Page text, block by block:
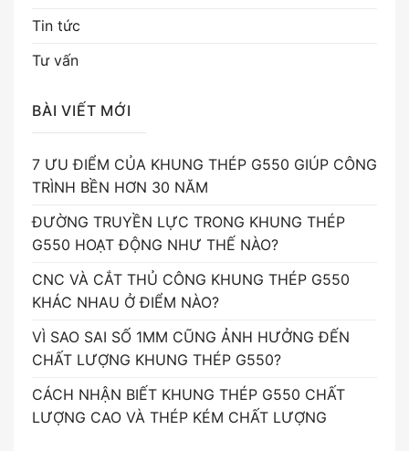
Tin tức
Tư vấn
BÀI VIẾT MỚI
7 ƯU ĐIỂM CỦA KHUNG THÉP G550 GIÚP CÔNG
TRÌNH BỀN HƠN 30 NĂM
ĐƯỜNG TRUYỀN LỰC TRONG KHUNG THÉP
G550 HOẠT ĐỘNG NHƯ THẾ NÀO?
CNC VÀ CẮT THỦ CÔNG KHUNG THÉP G550
KHÁC NHAU Ở ĐIỂM NÀO?
VÌ SAO SAI SỐ 1MM CŨNG ẢNH HƯỞNG ĐẾN
CHẤT LƯỢNG KHUNG THÉP G550?
CÁCH NHẬN BIẾT KHUNG THÉP G550 CHẤT
LƯỢNG CAO VÀ THÉP KÉM CHẤT LƯỢNG